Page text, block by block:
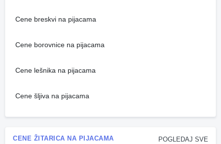
Cene breskvi na pijacama
Cene borovnice na pijacama
Cene lešnika na pijacama
Cene šljiva na pijacama
POGLEDAJ SVE
CENE ŽITARICA NA PIJACAMA